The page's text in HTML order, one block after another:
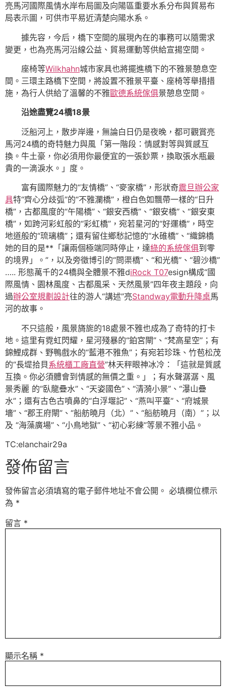
亮馬河國際風情水岸布局圖及向陽區重要水系分布與貿易布
局表示圖，可供市平易近清楚向陽水系。
據先容，今后，橋下空間的展現內在的事務可以隨需求
變更，也為亮馬河沿線公益、貿易運動等供給宣揚空間。
座椅等Wilkhahn城市家具也將擺進橋下的不雅景憩息空
間。三環主路橋下空間，將設置不雅景平臺、座椅等舉措措
施，為行人供給了溫馨的不雅歐德系統傢俱景憩息空間。
沿途盡覽24橋18景
泛船河上，散步岸邊，無論白日仍是夜晚，都可觀賞亮
馬河24橋的奇特魅力與風「第一階段：情感對等與質感互
換。牛土豪，你必須用你最便宜的一張鈔票，換取張水瓶最
貴的一滴淚水。」度。
富有國際魅力的“友情橋”、“麥家橋”，形狀奇震旦辦公家
具特“齊心分歧弧”的“不雅瀾橋”，橙白色如飄帶一樣的“日升
橋”，古都風度的“午陽橋”、“銀安西橋”、“銀安橋”、“銀安東
橋”，如跨河彩虹般的“彩虹橋”，宛若星河的“好運橋”，時空
地道般的“琉璃橋”；還有留住鄉愁記憶的“水碓橋”、“織錦橋
她的目的是**「讓兩個極端同時停止，達綠的系統傢俱到零
的境界」。”，以及旁徵博引的“問渠橋”、“和光橋”、“碧沙橋”
….. 形態萬千的24橋與全體景不雅diRock T07esign構成“國
際風情、園林風度、古都風采、天然風景”四年夜主題段，向
過辦公室規劃設計往的游人“講述”亮Standway電動升降桌馬
河的故事。
不只這般，風景旖旎的18處景不雅也成為了奇特的打卡
地。這里有霓虹閃耀，星河殘暴的“鉑宮閘”、“梵高星空”；有
錦鯉成群、野鴨戲水的“藍港不雅魚”；有宛若珍珠、竹苞松茂
的“長堤拾貝系統櫃工廠直營”林天秤眼神冰冷：「這就是質感
互換。你必須體會到情感的無價之重。」；有水聲潺潺、風
景秀麗 的“臥龍疊水”、“天姿國色”、“清漪小景”、“瀑山疊
水”；還有古色古噴鼻的“白浮堰記”、“燕叫平臺”、“府城景
墻”、“郡王府閘”、“船舫曉月（北）”、“船舫曉月（南）”；以
及 “海藻廣場”、“小鳥地獄”、“初心彩練”等景不雅小品。
TC:elanchair29a
發佈留言
發佈留言必須填寫的電子郵件地址不會公開。 必填欄位標示
為 *
留言 *
顯示名稱 *